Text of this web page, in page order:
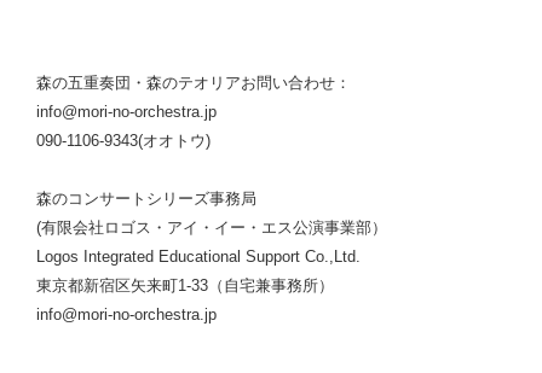
森の五重奏団・森のテオリアお問い合わせ：
info@mori-no-orchestra.jp
090-1106-9343(オオトウ)
森のコンサートシリーズ事務局
(有限会社ロゴス・アイ・イー・エス公演事業部）
Logos Integrated Educational Support Co.,Ltd.
東京都新宿区矢来町1-33（自宅兼事務所）
info@mori-no-orchestra.jp